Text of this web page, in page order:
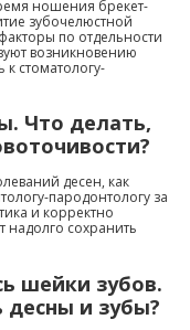
ношения брекет-
зубочелюстной
по отдельности
возникновению
стоматологу-
Что делать,
десен, как
пародонтологу за
и корректно
сохранить
шейки зубов.
десны и зубы?